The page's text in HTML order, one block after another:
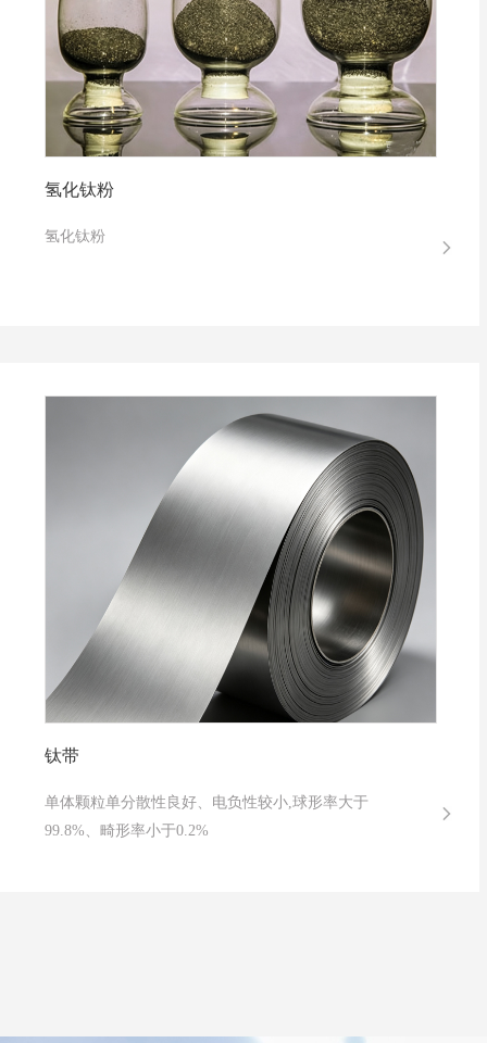
氢化钛粉
氢化钛粉
钛带
单体颗粒单分散性良好、电负性较小,球形率大于
99.8%、畸形率小于0.2%